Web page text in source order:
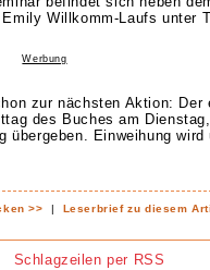
Willkomm-Laufs unter
Werbung
zur nächsten Aktion:
des Buches am
Einweihung wird
>> | Leserbrief zu diesem
Schlagzeilen per RSS